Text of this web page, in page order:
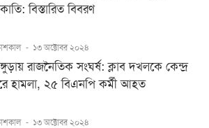
বিস্তারিত বিবরণ
- ১৩ অক্টোবর ২০২৪
রাজনৈতিক সংঘর্ষ: ক্লাব দখলকে কেন্দ্র
হামলা, ২৫ বিএনপি কর্মী আহত
- ১৩ অক্টোবর ২০২৪